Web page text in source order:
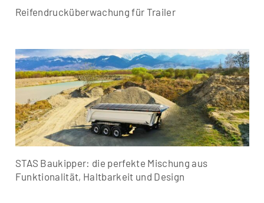
Reifendrucküberwachung für Trailer
STAS Baukipper: die perfekte Mischung aus
Funktionalität, Haltbarkeit und Design